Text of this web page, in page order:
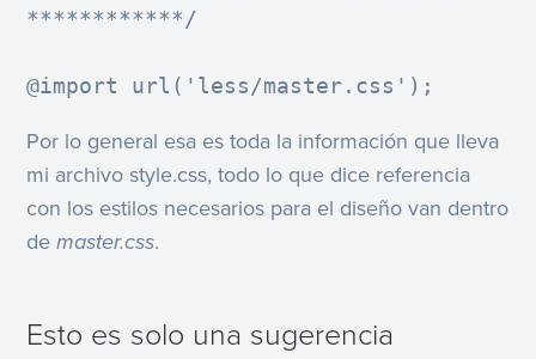
************/
@import url('less/master.css');
Por lo general esa es toda la información que lleva
mi archivo style.css, todo lo que dice referencia
con los estilos necesarios para el diseño van dentro
demaster.css.
Esto es solo una sugerencia